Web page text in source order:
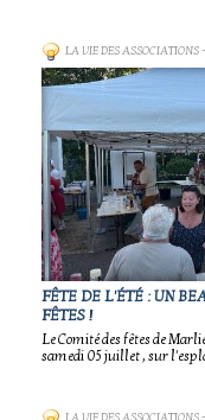
LA VIE DES ASSOCIATIONS
FÊTE DE L'ÉTÉ : UN
FÊTES !
Le Comité des fêtes de
samedi 05 juillet , sur